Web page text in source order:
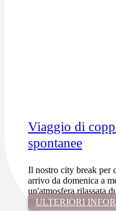
Viaggio di
spontanee
Il nostro city break per
arrivo da domenica a
un'atmosfera rilassata
ULTERIORI